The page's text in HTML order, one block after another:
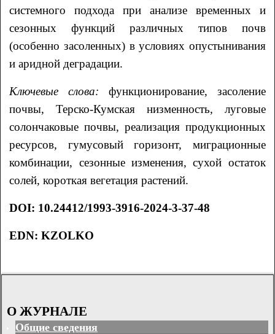
системного подхода при анализе временных и
сезонных функций различных типов почв
(особенно засоленных) в условиях опустынивания
и аридной деградации.
Ключевые слова: функционирование, засоление
почвы, Терско-Кумская низменность, луговые
солончаковые почвы, реализация продукционных
ресурсов, гумусовый горизонт, миграционные
комбинации, сезонные изменения, сухой остаток
солей, короткая вегетация растений.
DOI: 10.24412/1993-3916-2024-3-37-48
EDN: KZOLKO
О ЖУРНАЛЕ
Общие сведения